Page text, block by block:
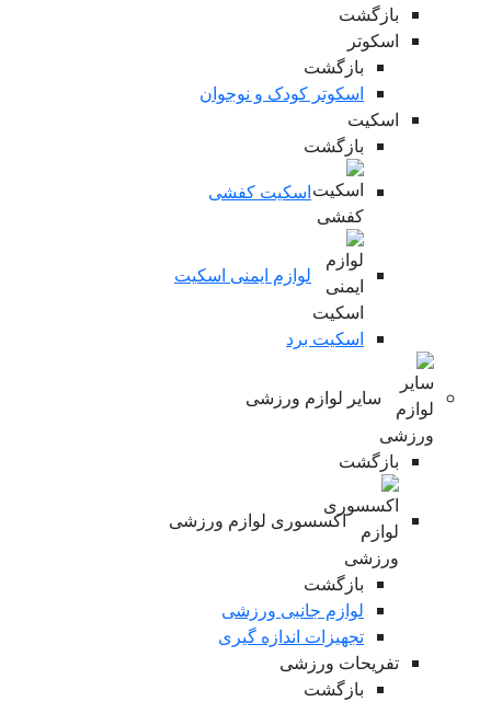
بازگشت
اسکوتر
بازگشت
اسکوتر کودک و نوجوان
اسکیت
بازگشت
اسکیت کفشی
لوازم ایمنی اسکیت
اسکیت برد
سایر لوازم ورزشی
بازگشت
اکسسوری لوازم ورزشی
بازگشت
لوازم جانبی ورزشی
تجهیزات اندازه گیری
تفریحات ورزشی
بازگشت